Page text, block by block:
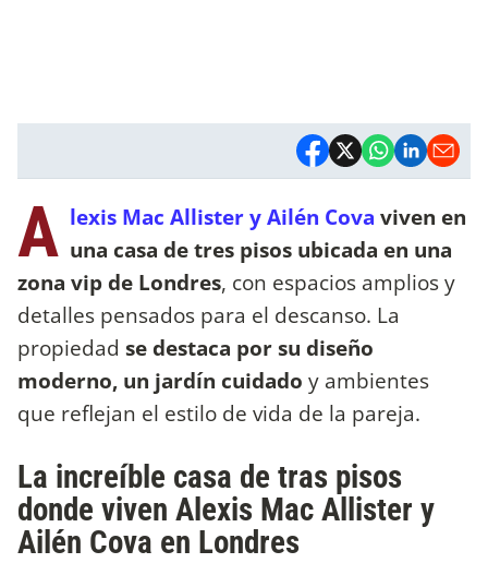
A lexis Mac Allister y Ailén Cova viven en
una casa de tres pisos ubicada en una
zona vip de Londres, con espacios amplios y
detalles pensados para el descanso. La
propiedad se destaca por su diseño
moderno, un jardín cuidado y ambientes
que reflejan el estilo de vida de la pareja.
La increíble casa de tras pisos
donde viven Alexis Mac Allister y
Ailén Cova en Londres